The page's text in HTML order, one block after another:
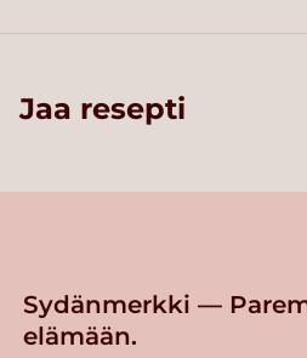
Jaa resepti
Sydänmerkki —
elämään.